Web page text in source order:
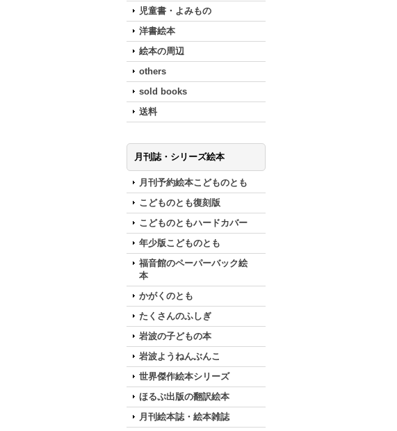
児童書・よみもの
洋書絵本
絵本の周辺
others
sold books
送料
月刊誌・シリーズ絵本
月刊予約絵本こどものとも
こどものとも復刻版
こどものともハードカバー
年少版こどものとも
福音館のペーパーバック絵
本
かがくのとも
たくさんのふしぎ
岩波の子どもの本
岩波ようねんぶんこ
世界傑作絵本シリーズ
ほるぷ出版の翻訳絵本
月刊絵本誌・絵本雑誌